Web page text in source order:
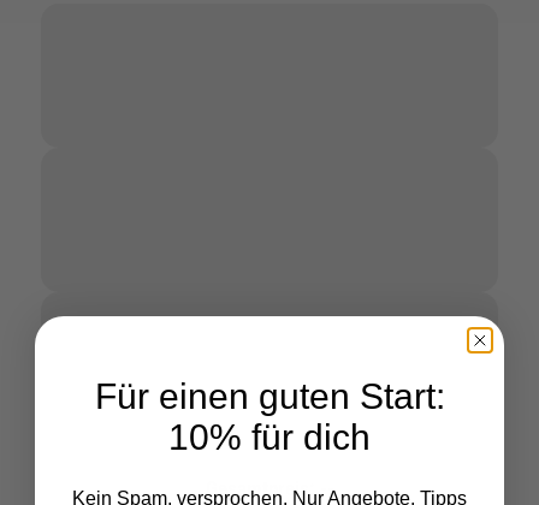
Gesamtpreis: --
Für einen guten Start:
10% für dich
Kein Spam, versprochen. Nur Angebote, Tipps